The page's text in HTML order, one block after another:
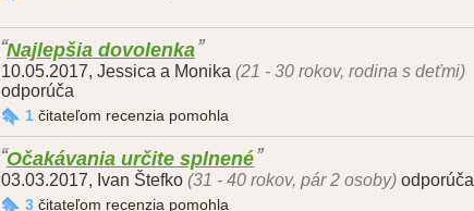
Najlepšia dovolenka
10.05.2017, Jessica a Monika (21 - 30 rokov, rodina s deťmi)
odporúča
1 čitateľom recenzia pomohla
Očakávania určite splnené
03.03.2017, Ivan Štefko (31 - 40 rokov, pár 2 osoby) odporúča
3 čitateľom recenzia pomohla